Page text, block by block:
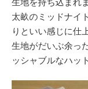
太畝のミッドナイ
りといい感じに仕
生地がだいぶ余っ
ッシャブルなハッ